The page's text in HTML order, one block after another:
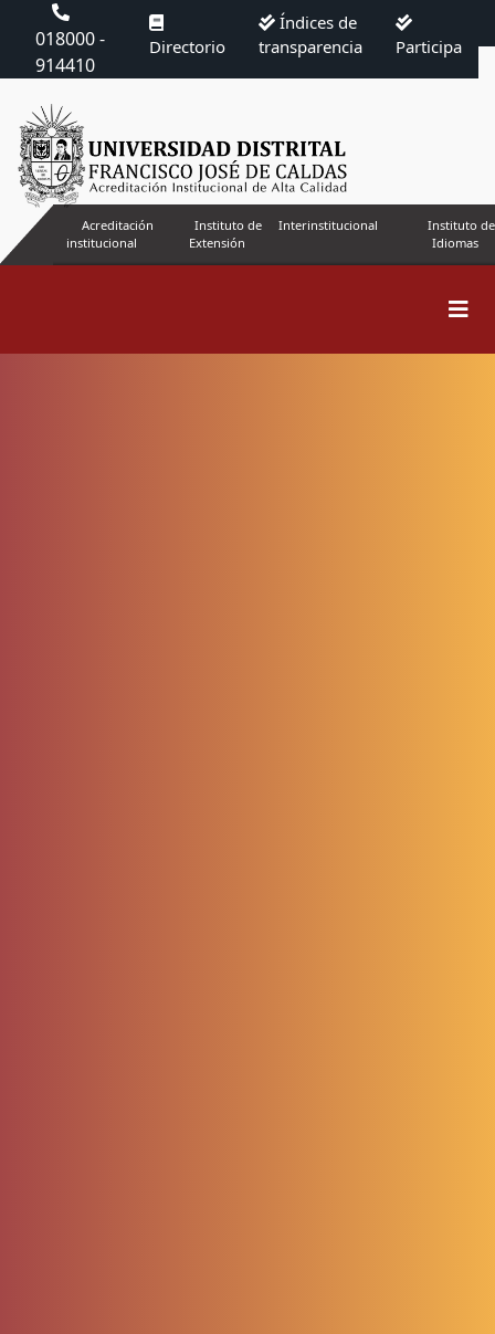
018000 -
914410
Directorio
Índices de
transparencia
Participa
Acreditación
institucional
Instituto de
Extensión
Interinstitucional
Instituto de
Idiomas